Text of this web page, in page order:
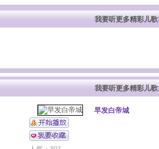
我要听更多精彩儿
我要听更多精彩儿
早发白帝城